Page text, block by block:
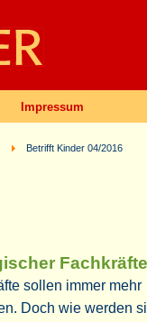
Impressum
Betrifft Kinder 04/2016
Fachkräfte
sollen immer mehr
Doch wie werden